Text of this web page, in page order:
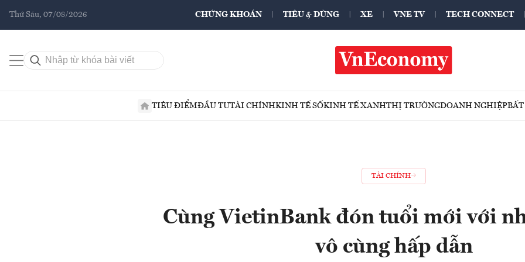
Thứ Sáu, 07/08/2026 CHỨNG KHOÁN TIÊU & DÙNG XE VNE TV TECH CONNECT
TIÊU ĐIỂMĐẦU TƯTÀI CHÍNHKINH TẾ SỐKINH TẾ XANHTHỊ TRƯỜNGDOANH NGHIỆPBẤT
TÀI CHÍNH
Cùng VietinBank đón tuổi mới với
vô cùng hấp dẫn